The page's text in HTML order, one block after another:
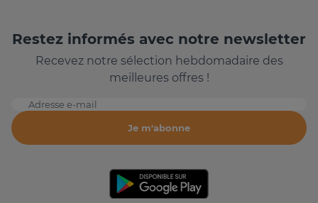
Restez informés avec notre newsletter
Recevez notre sélection hebdomadaire des
meilleures offres !
Adresse e-mail
Je m'abonne